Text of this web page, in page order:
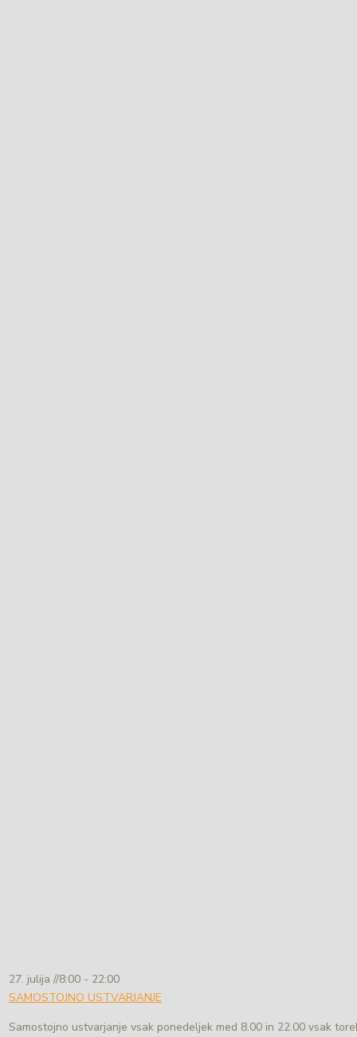
27. julija //8:00 - 22:00
SAMOSTOJNO USTVARJANJE
Samostojno ustvarjanje vsak ponedeljek med 8.00 in 22.00 vsak